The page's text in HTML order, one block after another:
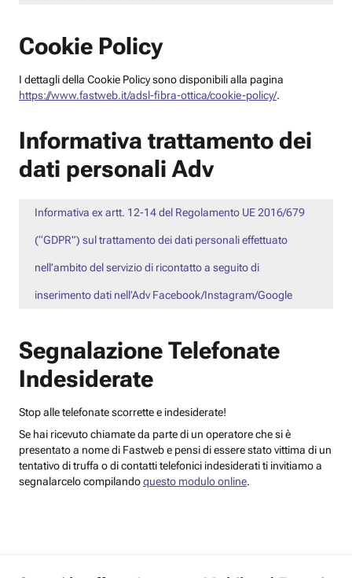
Cookie Policy
I dettagli della Cookie Policy sono disponibili alla pagina
https://www.fastweb.it/adsl-fibra-ottica/cookie-policy/.
Informativa trattamento dei
dati personali Adv
Informativa ex artt. 12-14 del Regolamento UE 2016/679
(“GDPR”) sul trattamento dei dati personali effettuato
nell’ambito del servizio di ricontatto a seguito di
inserimento dati nell’Adv Facebook/Instagram/Google
Segnalazione Telefonate
Indesiderate
Stop alle telefonate scorrette e indesiderate!
Se hai ricevuto chiamate da parte di un operatore che si è
presentato a nome di Fastweb e pensi di essere stato vittima di un
tentativo di truffa o di contatti telefonici indesiderati ti invitiamo a
segnalarcelo compilandoquesto modulo online.